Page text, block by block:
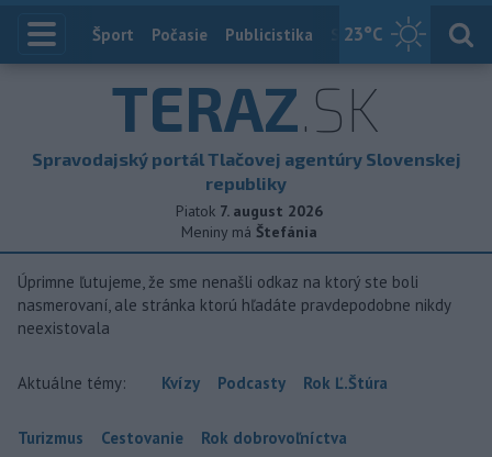
23°C
Index
Šport Počasie Publicistika Slovensko
TERAZ.SK
Spravodajský portál Tlačovej agentúry Slovenskej
republiky
Piatok 7. august 2026
Meniny má Štefánia
Úprimne ľutujeme, že sme nenašli odkaz na ktorý ste boli
nasmerovaní, ale stránka ktorú hľadáte pravdepodobne nikdy
neexistovala
Aktuálne témy: Kvízy Podcasty Rok Ľ.Štúra
Turizmus Cestovanie Rok dobrovoľníctva